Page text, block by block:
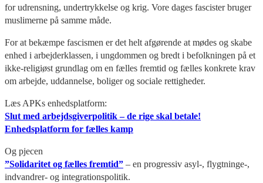
for udrensning, undertrykkelse og krig. Vore dages fascister bruger
muslimerne på samme måde.
For at bekæmpe fascismen er det helt afgørende at mødes og skabe
enhed i arbejderklassen, i ungdommen og bredt i befolkningen på et
ikke-religiøst grundlag om en fælles fremtid og fælles konkrete krav
om arbejde, uddannelse, boliger og sociale rettigheder.
Læs APKs enhedsplatform:
Slut med arbejdsgiverpolitik – de rige skal betale!
Enhedsplatform for fælles kamp
Og pjecen
”Solidaritet og fælles fremtid” – en progressiv asyl-, flygtninge-,
indvandrer- og integrationspolitik.